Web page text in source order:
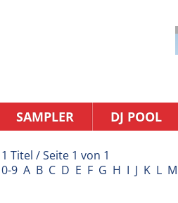
SAMPLER DJ POOL
1 Titel / Seite 1 von 1
0-9 A B C D E F G H I J K L M